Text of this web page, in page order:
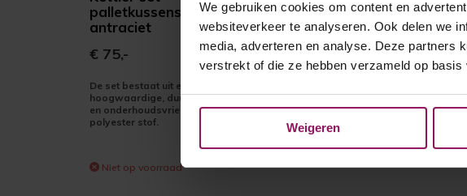
We gebruiken cookies om content en
websiteverkeer te analyseren. Ook delen we
media, adverteren en analyse. Deze partners
verstrekt of die ze hebben verzameld op
Weigeren
palletkussens
antraciet
€ 75,-
De set bestaat uit een
hoogwaardige, duurzame
en onderhoudsvriendelijke
polyester stof.
Niet op voorraad